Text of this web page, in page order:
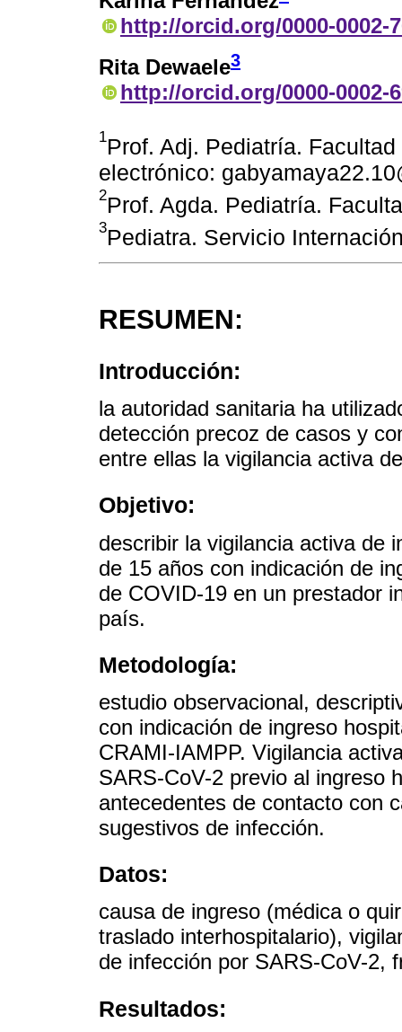
http://orcid.org/0000-0002-
Rita Dewaele3
http://orcid.org/0000-0002-
1Prof. Adj. Pediatría.
electrónico:
2Prof. Agda. Pediatría.
3Pediatra. Servicio
RESUMEN:
Introducción:
la autoridad sanitaria ha
detección precoz de casos y
entre ellas la vigilancia activa
Objetivo:
describir la vigilancia activa de
de 15 años con indicación de
de COVID-19 en un prestador
país.
Metodología:
estudio observacional,
con indicación de ingreso
CRAMI-IAMPP. Vigilancia
SARS-CoV-2 previo al ingreso
antecedentes de contacto con
sugestivos de infección.
Datos:
causa de ingreso (médica o
traslado interhospitalario),
de infección por SARS-CoV-2,
Resultados: